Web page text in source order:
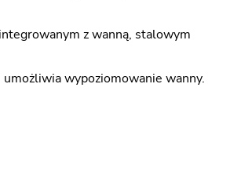
z wanną, stalowym
wypoziomowanie wanny.